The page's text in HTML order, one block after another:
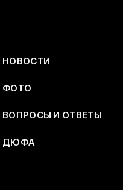
НОВОСТИ
ФОТО
ВОПРОСЫ И ОТВЕТЫ
ДЮФА